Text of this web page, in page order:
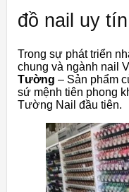
đồ nail uy
Trong sự phát triển
chung và ngành nail
Tường – Sản phẩm
sứ mệnh tiên phong
Tường Nail đầu tiên.